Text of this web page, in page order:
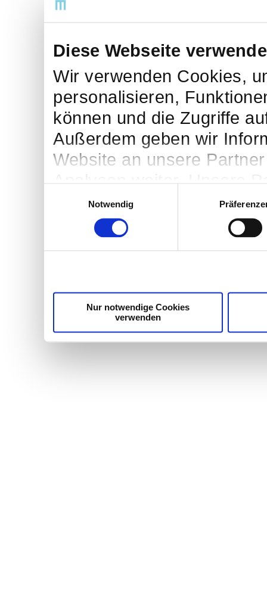
Diese Webseite
Wir verwenden Cookies,
personalisieren,
können und die Zugriffe
Außerdem geben wir
Website an unsere
Analysen weiter. Unsere
möglicherweise mit
bereitgestellt haben oder
Dienste gesammelt
Notwendig
Nur notwendige Cookies
verwenden